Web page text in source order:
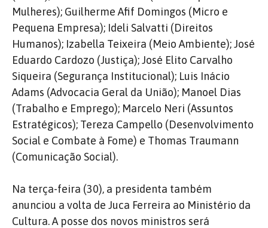
Mulheres); Guilherme Afif Domingos (Micro e
Pequena Empresa); Ideli Salvatti (Direitos
Humanos); Izabella Teixeira (Meio Ambiente); José
Eduardo Cardozo (Justiça); José Elito Carvalho
Siqueira (Segurança Institucional); Luis Inácio
Adams (Advocacia Geral da União); Manoel Dias
(Trabalho e Emprego); Marcelo Neri (Assuntos
Estratégicos); Tereza Campello (Desenvolvimento
Social e Combate à Fome) e Thomas Traumann
(Comunicação Social).
Na terça-feira (30), a presidenta também
anunciou a volta de Juca Ferreira ao Ministério da
Cultura. A posse dos novos ministros será